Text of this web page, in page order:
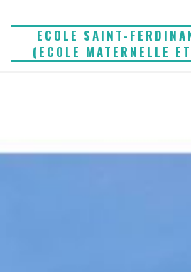
content
ECOLE SAINT-
(ECOLE MATERNELLE